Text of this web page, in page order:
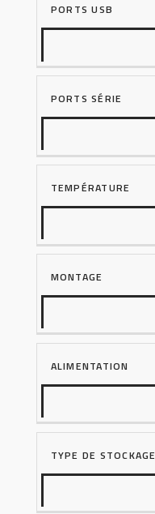
PORTS USB
PORTS SÉRIE
TEMPÉRATURE
MONTAGE
ALIMENTATION
TYPE DE STOCKAGE